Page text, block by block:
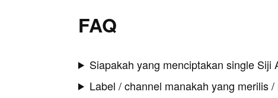
FAQ
Siapakah yang menciptakan single Siji
Label / channel manakah yang merilis